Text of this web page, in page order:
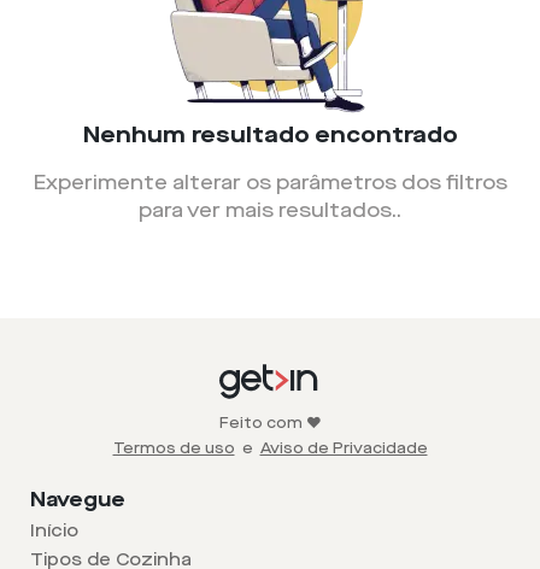
Nenhum resultado encontrado
Experimente alterar os parâmetros dos filtros
para ver mais resultados..
Feito com ❤️
Termos de uso e Aviso de Privacidade
Navegue
Início
Tipos de Cozinha